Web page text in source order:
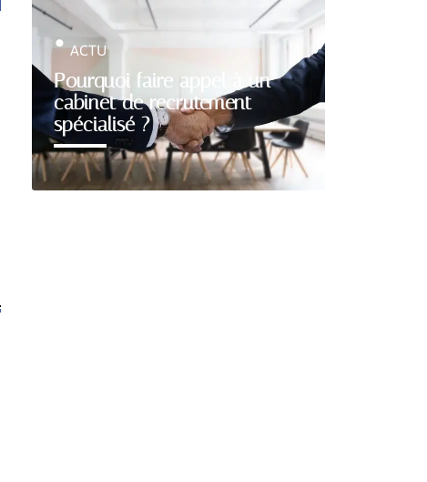
Pourquoi faire appel à un
cabinet de recrutement
spécialisé ?
ACTU